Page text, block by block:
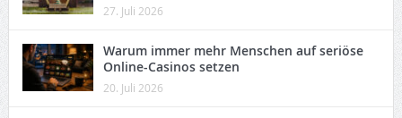
27. Juli 2026
Warum immer mehr Menschen auf seriöse
Online-Casinos setzen
20. Juli 2026